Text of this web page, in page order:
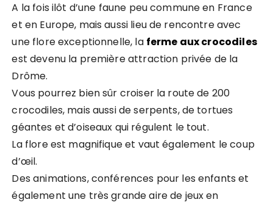
A la fois ilôt d’une faune peu commune en France
et en Europe, mais aussi lieu de rencontre avec
une flore exceptionnelle, la ferme aux crocodiles
est devenu la première attraction privée de la
Drôme.
Vous pourrez bien sûr croiser la route de 200
crocodiles, mais aussi de serpents, de tortues
géantes et d’oiseaux qui régulent le tout.
La flore est magnifique et vaut également le coup
d’œil.
Des animations, conférences pour les enfants et
également une très grande aire de jeux en